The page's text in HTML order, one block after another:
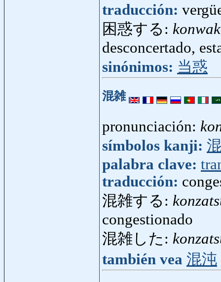
traducción:
困惑する:
desconcertado,
sinónimos: 当惑
混雑
pronunciación:
símbolos kanji:
palabra clave:
traducción:
混雑する:
congestionado
混雑した:
también vea 混沌